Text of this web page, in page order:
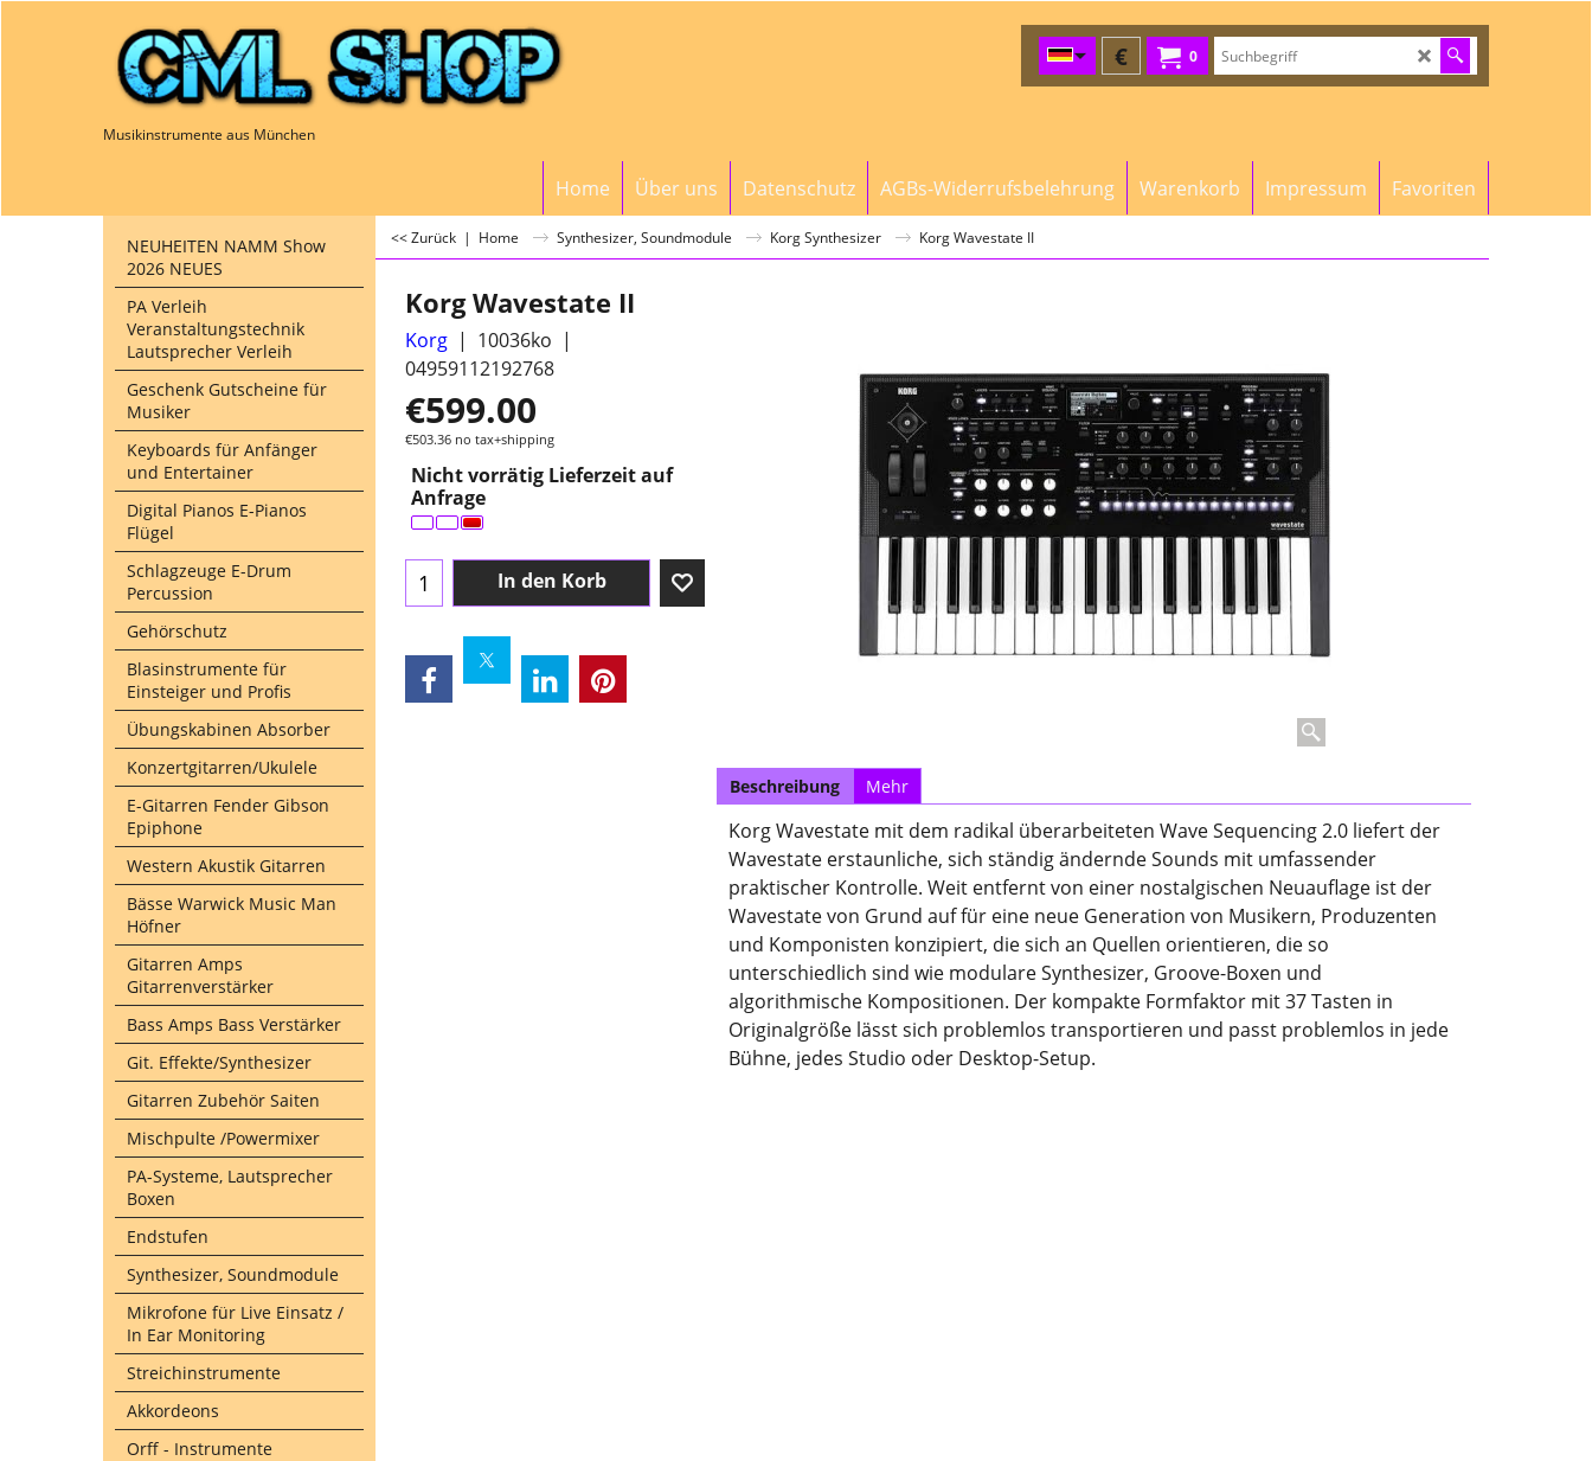
Musikinstrumente aus München
0
€
Home Über uns Datenschutz AGBs-Widerrufsbelehrung Warenkorb Impressum Favoriten
NEUHEITEN NAMM Show
2026 NEUES
PA Verleih
Veranstaltungstechnik
Lautsprecher Verleih
Geschenk Gutscheine für
Musiker
Keyboards für Anfänger
und Entertainer
Digital Pianos E-Pianos
Flügel
Schlagzeuge E-Drum
Percussion
Gehörschutz
Blasinstrumente für
Einsteiger und Profis
Übungskabinen Absorber
Konzertgitarren/Ukulele
E-Gitarren Fender Gibson
Epiphone
Western Akustik Gitarren
Bässe Warwick Music Man
Höfner
Gitarren Amps
Gitarrenverstärker
Bass Amps Bass Verstärker
Git. Effekte/Synthesizer
Gitarren Zubehör Saiten
Mischpulte /Powermixer
PA-Systeme, Lautsprecher
Boxen
Endstufen
Synthesizer, Soundmodule
Mikrofone für Live Einsatz /
In Ear Monitoring
Streichinstrumente
Akkordeons
Orff - Instrumente
<< Zurück | Home Synthesizer, Soundmodule Korg Synthesizer Korg Wavestate II
Korg Wavestate II
Korg
10036ko
04959112192768
€599.00
€503.36 no tax+shipping
Nicht vorrätig Lieferzeit auf
Anfrage
In den Korb
Beschreibung Mehr
Korg Wavestate mit dem radikal überarbeiteten Wave Sequencing 2.0 liefert der
Wavestate erstaunliche, sich ständig ändernde Sounds mit umfassender
praktischer Kontrolle. Weit entfernt von einer nostalgischen Neuauflage ist der
Wavestate von Grund auf für eine neue Generation von Musikern, Produzenten
und Komponisten konzipiert, die sich an Quellen orientieren, die so
unterschiedlich sind wie modulare Synthesizer, Groove-Boxen und
algorithmische Kompositionen. Der kompakte Formfaktor mit 37 Tasten in
Originalgröße lässt sich problemlos transportieren und passt problemlos in jede
Bühne, jedes Studio oder Desktop-Setup.